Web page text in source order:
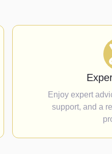
Enjoy expert
support, and a